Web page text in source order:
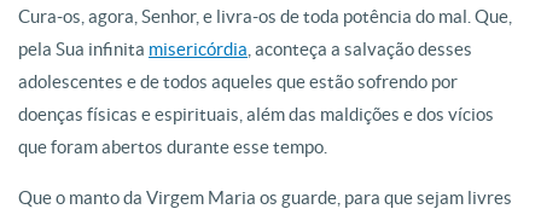
Cura-os, agora, Senhor, e livra-os de toda potência do mal. Que,
pela Sua infinita misericórdia , aconteça a salvação desses
adolescentes e de todos aqueles que estão sofrendo por
doenças físicas e espirituais, além das maldições e dos vícios
que foram abertos durante esse tempo.
Que o manto da Virgem Maria os guarde, para que sejam livres